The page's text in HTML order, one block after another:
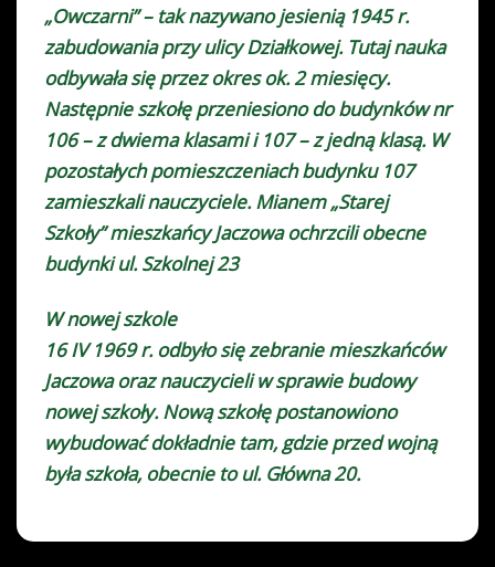
„Owczarni” – tak nazywano jesienią 1945 r.
zabudowania przy ulicy Działkowej. Tutaj nauka
odbywała się przez okres ok. 2 miesięcy.
Następnie szkołę przeniesiono do budynków nr
106 – z dwiema klasami i 107 – z jedną klasą. W
pozostałych pomieszczeniach budynku 107
zamieszkali nauczyciele. Mianem „Starej
Szkoły” mieszkańcy Jaczowa ochrzcili obecne
budynki ul. Szkolnej 23
W nowej szkole
16 IV 1969 r. odbyło się zebranie mieszkańców
Jaczowa oraz nauczycieli w sprawie budowy
nowej szkoły. Nową szkołę postanowiono
wybudować dokładnie tam, gdzie przed wojną
była szkoła, obecnie to ul. Główna 20.